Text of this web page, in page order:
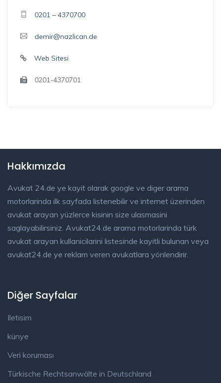
0201 – 4370700
demir@nazlican.de
Web Sitesi
0201-4370701
Hakkımızda
Avukat 24.de ye kayit olarak google ve diger arama
motorlarinda ilk sayfada listenebilir ve internet üzerinden
avukat arayan yüzlerce kisinin size ulasmasini
saglayabilirsiniz. Avukat24.de arama motorlarinda türk
avukat arayan kullanicilarini listesinde kayitli bulunan veya
avukat24.de ye reklam veren avukatlara yönlendirir.
Diğer Sayfalar
Iletisim
künye
Veri koruması
Türkische Rechtsanwälte in Deutschland